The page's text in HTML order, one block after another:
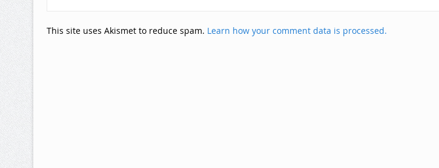
This site uses Akismet to reduce spam. Learn how your comment data is processed.